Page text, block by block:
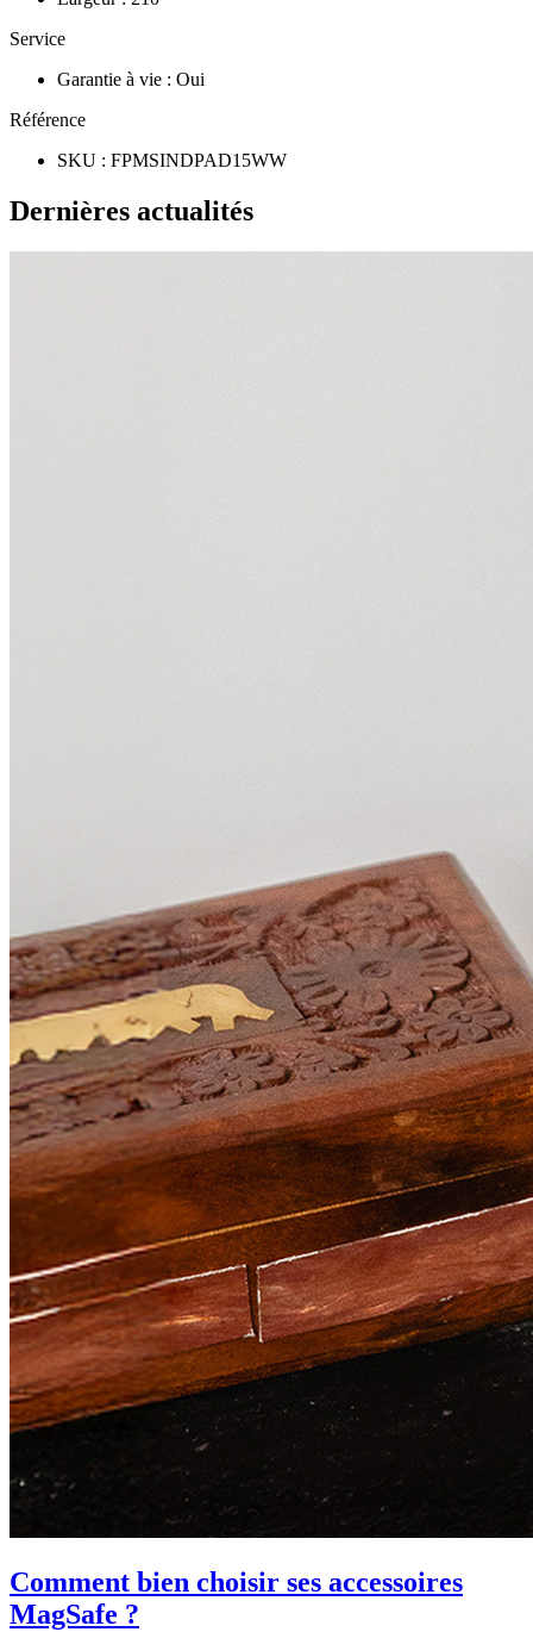
Service
Garantie à vie : Oui
Référence
SKU : FPMSINDPAD15WW
Dernières actualités
Comment bien choisir ses accessoires
MagSafe ?